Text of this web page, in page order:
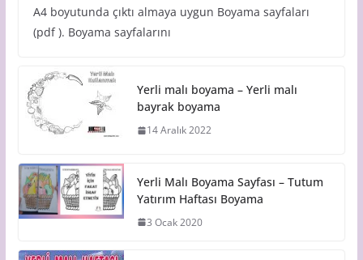
A4 boyutunda çıktı almaya uygun Boyama sayfaları
(pdf ). Boyama sayfalarını
Yerli malı boyama – Yerli malı
bayrak boyama
14 Aralık 2022
Yerli Malı Boyama Sayfası – Tutum
Yatırım Haftası Boyama
3 Ocak 2020